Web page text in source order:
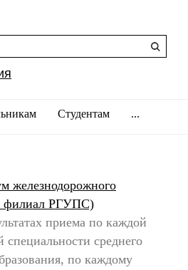
Студентам ...
железнодорожного
филиал РГУПС)
приема по каждой
среднего
по каждому